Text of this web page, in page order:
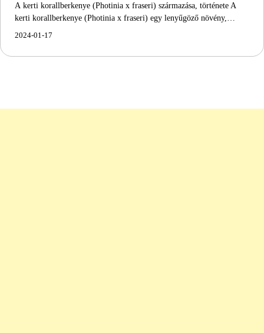
A kerti korallberkenye (Photinia x fraseri) származása, története A
kerti korallberkenye (Photinia x fraseri) egy lenyűgöző növény,…
2024-01-17